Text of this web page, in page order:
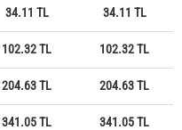
34.11 TL 34.11 TL
102.32 TL 102.32 TL
204.63 TL 204.63 TL
341.05 TL 341.05 TL